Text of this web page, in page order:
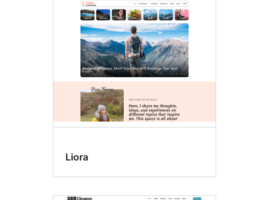
Liora